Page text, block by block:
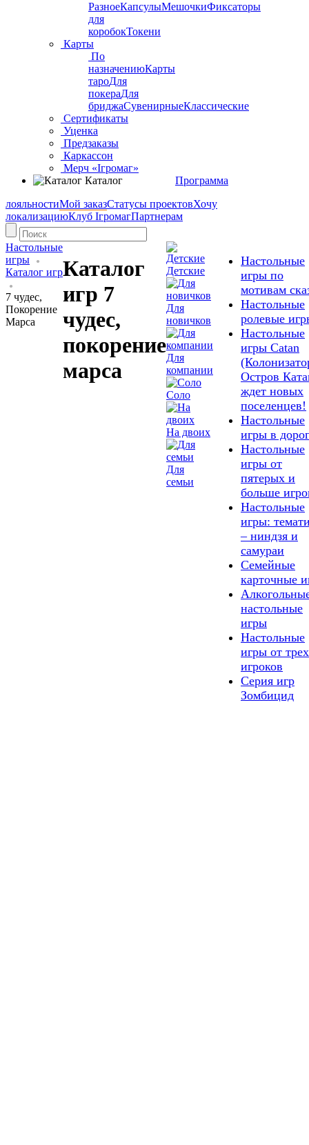
РазноеКапсулыМешочкиФиксаторы
для
коробокТокени
Карты
По
назначениюКарты
тароДля
покераДля
бриджаСувенирныеКлассические
Сертификаты
Уценка
Предзаказы
Каркассон
Мерч «Ігромаг»
Каталог
Программа
лояльностиМой заказСтатусы проектовХочу
локализациюКлуб ІгромагПартнерам
Настольные
игры
Каталог игр
7 чудес,
Покорение
Марса
Каталог
игр 7
чудес,
покорение
марса
Детские
Для
новичков
Для
компании
Соло
На двоих
Для
семьи
Настольные
игры по
мотивам
Настольные
ролевые
Настольные
игры Catan
Остров
ждет новых
поселенцев!
Настольные
игры в
Настольные
игры от
пятерых и
больше
Настольные
игры:
– ниндзя и
самураи
Семейные
карточные
настольные
игры
Настольные
игры от трех
игроков
Серия игр
Зомбицид